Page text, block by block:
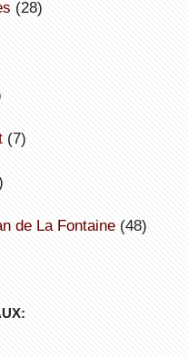
(28)
(7)
de La Fontaine(48)